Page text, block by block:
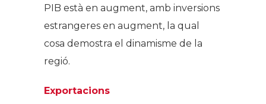
PIB està en augment, amb inversions
estrangeres en augment, la qual
cosa demostra el dinamisme de la
regió.
Exportacions